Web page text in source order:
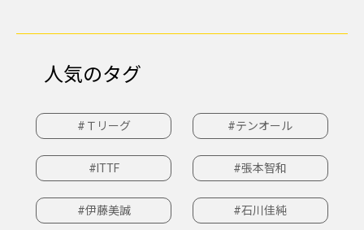
人気のタグ
#Ｔリーグ #テンオール
#ITTF #張本智和
#伊藤美誠 #石川佳純